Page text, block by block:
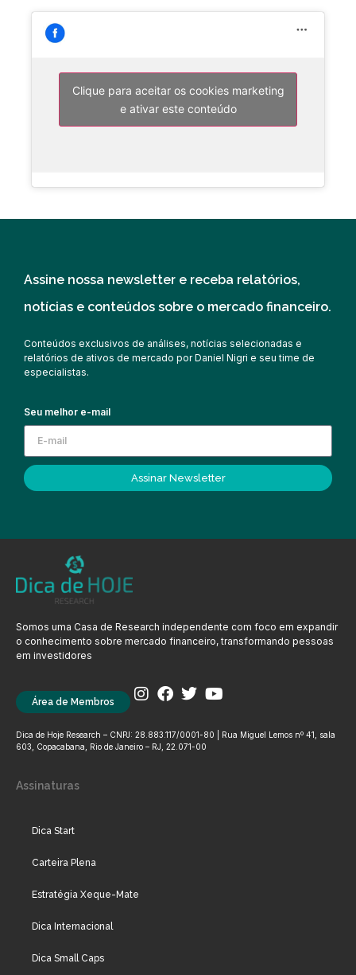
Clique para aceitar os cookies marketing
e ativar este conteúdo
Assine nossa newsletter e receba relatórios,
notícias e conteúdos sobre o mercado financeiro.
Conteúdos exclusivos de análises, notícias selecionadas e
relatórios de ativos de mercado por Daniel Nigri e seu time de
especialistas.
Seu melhor e-mail
Assinar Newsletter
Somos uma Casa de Research independente com foco em expandir
o conhecimento sobre mercado financeiro, transformando pessoas
em investidores
Área de Membros
Dica de Hoje Research – CNPJ: 28.883.117/0001-80 | Rua Miguel Lemos nº 41, sala
603, Copacabana, Rio de Janeiro – RJ, 22.071-00
Assinaturas
Dica Start
Carteira Plena
Estratégia Xeque-Mate
Dica Internacional
Dica Small Caps